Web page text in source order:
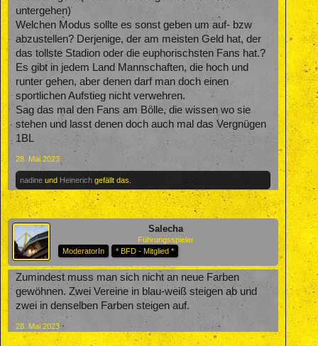
untergehen)
Welchen Modus sollte es sonst geben um auf- bzw
abzustellen? Derjenige, der am meisten Geld hat, der
das tollste Stadion oder die euphorischsten Fans hat.?
Es gibt in jedem Land Mannschaften, die hoch und
runter gehen, aber denen darf man doch einen
sportlichen Aufstieg nicht verwehren.
Sag das mal den Fans am Bölle, die wissen wo sie
stehen und lasst denen doch auch mal das Vergnügen
1BL
28. Mai 2023
nadine und Heinerich gefällt das.
Salecha
Führungsspieler
ModeratorIn
* BFD - Mitglied *
Zumindest muss man sich nicht an neue Farben
gewöhnen. Zwei Vereine in blau-weiß steigen ab und
zwei in denselben Farben steigen auf.
28. Mai 2023